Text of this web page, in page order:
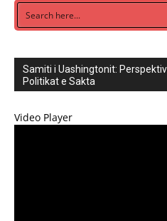
Samiti i Uashingtonit:
Politikat e Sakta
Video Player